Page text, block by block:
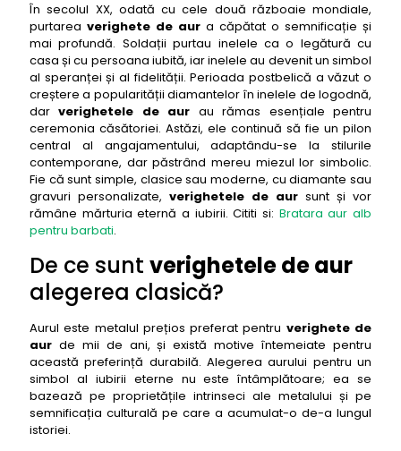
20- verighete de aur: Verigheta cu inserție de
platină lasting bond
21- verighete de aur: Verigheta cu textură
sandblasted desert dunes
22- verighete de aur: Verigheta cu design în
formă de V modern chevron
23- verighete de aur: Verigheta cu gravură florală
garden dream
24- verighete de aur: Verigheta cu benzi multiple
layered love
25- verighete de aur: Verigheta cu design
26- verighete de aur: Verigheta cu bandă tăiată
oblic angled cut
secret heart
28- verighete de aur: Verigheta cu șir de perle
delicate pearls
29- verighete de aur: Verigheta cu tăieturi
diagonale modern stripes
În secolul XX, odată cu cele două războaie mondiale,
purtarea verighete de aur a căpătat o semnificație și
mai profundă. Soldații purtau inelele ca o legătură cu
casa și cu persoana iubită, iar inelele au devenit un simbol
al speranței și al fidelității. Perioada postbelică a văzut o
creștere a popularității diamantelor în inelele de logodnă,
darverighetele de aur au rămas esențiale pentru
ceremonia căsătoriei. Astăzi, ele continuă să fie un pilon
central al angajamentului, adaptându-se la stilurile
contemporane, dar păstrând mereu miezul lor simbolic.
Fie că sunt simple, clasice sau moderne, cu diamante sau
gravuri personalizate, verighetele de aur sunt și vor
rămâne mărturia eternă a iubirii. Cititi si: Bratara aur alb
pentru barbati.
De ce sunt verighetele de aur
alegerea clasică?
Aurul este metalul prețios preferat pentru verighete de
aur de mii de ani, și există motive întemeiate pentru
această preferință durabilă. Alegerea aurului pentru un
simbol al iubirii eterne nu este întâmplătoare; ea se
bazează pe proprietățile intrinseci ale metalului și pe
semnificația culturală pe care a acumulat-o de-a lungul
istoriei.